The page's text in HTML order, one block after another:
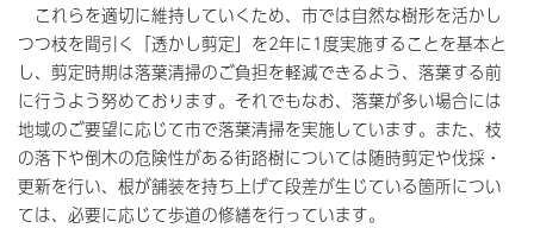
これらを適切に維持していくため、市では自然な樹形を活かし
つつ枝を間引く「透かし剪定」を2年に1度実施することを基本と
し、剪定時期は落葉清掃のご負担を軽減できるよう、落葉する前
に行うよう努めております。それでもなお、落葉が多い場合には
地域のご要望に応じて市で落葉清掃を実施しています。また、枝
の落下や倒木の危険性がある街路樹については随時剪定や伐採・
更新を行い、根が舗装を持ち上げて段差が生じている箇所につい
ては、必要に応じて歩道の修繕を行っています。